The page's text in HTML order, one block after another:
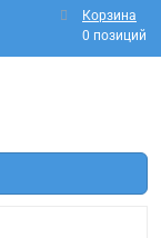
Корзина
0 позиций